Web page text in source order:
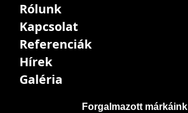
Rólunk
Kapcsolat
Referenciák
Hírek
Galéria
Forgalmazott márkáink